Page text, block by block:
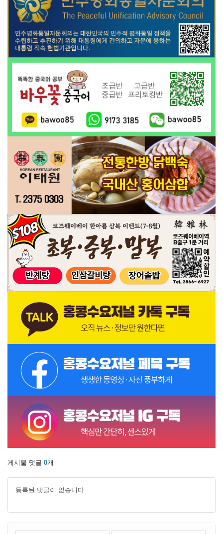
게시물 댓글 0개
등록된 댓글이 없습니다.